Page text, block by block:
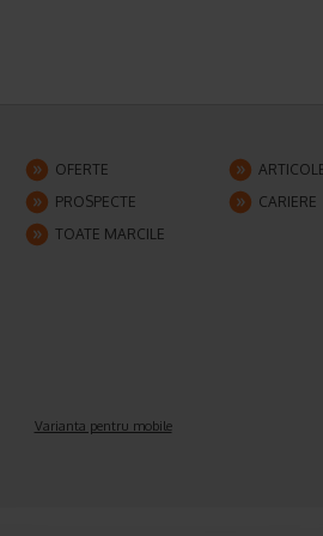
OFERTE
PROSPECTE
CARIERE
TOATE MARCILE
Varianta pentru mobile